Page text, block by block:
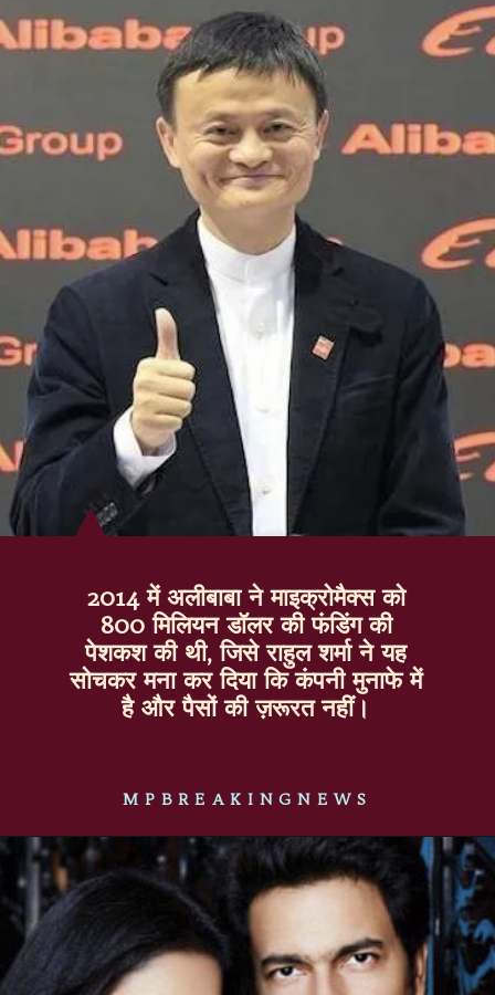
MPBREAKINGNEWS
2014 में अलीबाबा ने माइक्रोमैक्स को
800 मिलियन डॉलर की फंडिंग की
पेशकश की थी, जिसे राहुल शर्मा ने यह
सोचकर मना कर दिया कि कंपनी मुनाफे में
है और पैसों की ज़रूरत नहीं।